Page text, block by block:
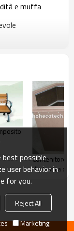
e muffa
i iso9001
Contenitore
di plastica di
best possible
user behavior in
for you.
Reject All
Marketing